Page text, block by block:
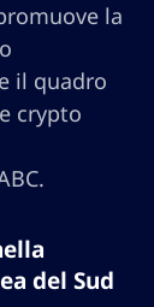
la
il quadro
crypto
del Sud